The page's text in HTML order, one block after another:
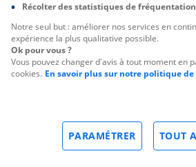
Récolter des statistiques de
Notre seul but : améliorer nos services en
expérience la plus qualitative possible.
Ok pour vous ?
Vous pouvez changer d'avis à tout moment en
cookies. En savoir plus sur notre politique de
TOUT
PARAMÉTRER